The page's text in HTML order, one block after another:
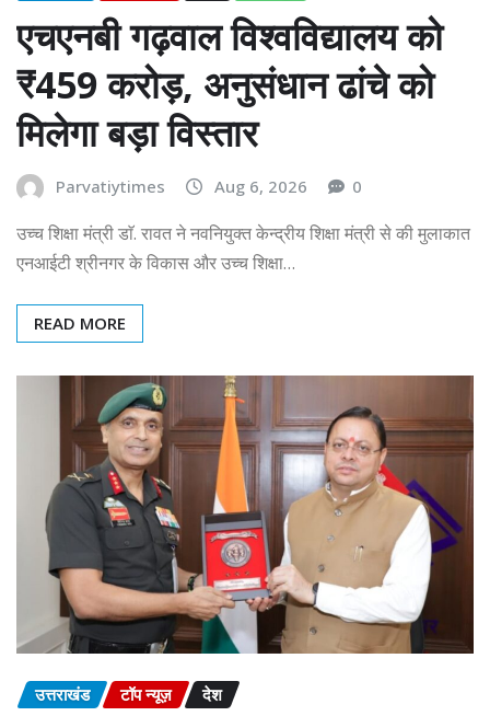
एचएनबी गढ़वाल विश्वविद्यालय को
₹459 करोड़, अनुसंधान ढांचे को
मिलेगा बड़ा विस्तार
Parvatiytimes Aug 6, 2026 0
उच्च शिक्षा मंत्री डाॅ. रावत ने नवनियुक्त केन्द्रीय शिक्षा मंत्री से की मुलाकात
एनआईटी श्रीनगर के विकास और उच्च शिक्षा…
READ MORE
उत्तराखंड टॉप न्यूज़ देश